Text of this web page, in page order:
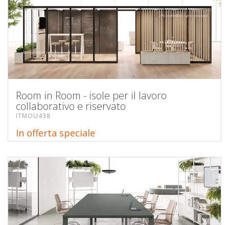
Room in Room - isole per il lavoro
collaborativo e riservato
ITMOU438
In offerta speciale